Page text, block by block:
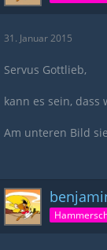
31. Januar 2015
Servus Gottlieb,
kann es sein, dass
Am unteren Bild